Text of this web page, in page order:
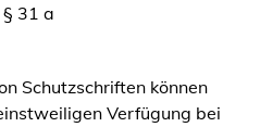
31 a
Schutzschriften können
Verfügung bei